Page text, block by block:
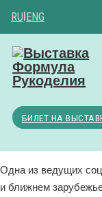
RU|ENG
БИЛЕТ НА
Одна из ведущих
и ближнем